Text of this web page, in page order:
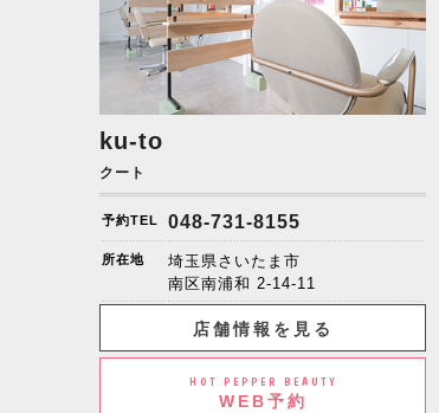
ku-to
クート
予約TEL 048-731-8155
所在地
埼玉県さいたま市
南区南浦和 2-14-11
店舗情報を見る
HOT PEPPER BEAUTY
WEB予約